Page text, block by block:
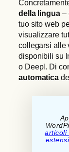
della lingua–
tuo sito web
visualizzare
collegarsi alle
disponibili su
o Deepl. Di
automatica
articoli